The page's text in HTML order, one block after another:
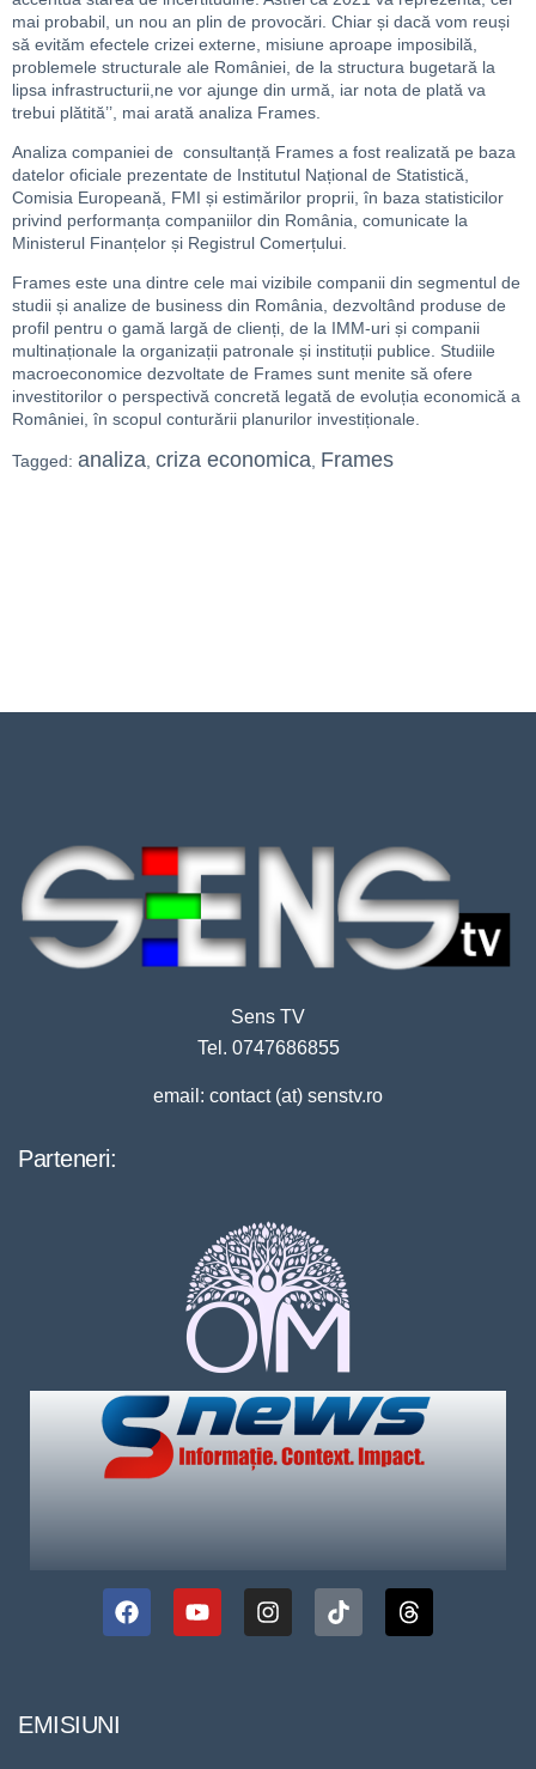
mai probabil, un nou an plin de provocări. Chiar și dacă vom reuși
să evităm efectele crizei externe, misiune aproape imposibilă,
problemele structurale ale României, de la structura bugetară la
lipsa infrastructurii,ne vor ajunge din urmă, iar nota de plată va
trebui plătită’’, mai arată analiza Frames.
Analiza companiei de consultanță Frames a fost realizată pe baza
datelor oficiale prezentate de Institutul Național de Statistică,
Comisia Europeană, FMI și estimărilor proprii, în baza statisticilor
privind performanța companiilor din România, comunicate la
Ministerul Finanțelor și Registrul Comerțului.
Frames este una dintre cele mai vizibile companii din segmentul de
studii și analize de business din România, dezvoltând produse de
profil pentru o gamă largă de clienți, de la IMM-uri și companii
multinaționale la organizații patronale și instituții publice. Studiile
macroeconomice dezvoltate de Frames sunt menite să ofere
investitorilor o perspectivă concretă legată de evoluția economică a
României, în scopul conturării planurilor investiționale.
Tagged: analiza criza economica Frames
Sens TV
Tel. 0747686855
email: contact (at) senstv.ro
Parteneri:
EMISIUNI